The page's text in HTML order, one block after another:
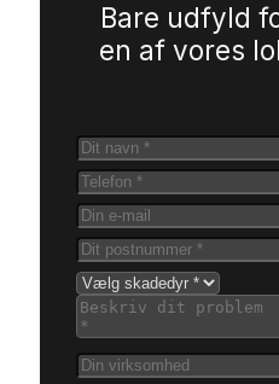
Bare udfyld
en af vores